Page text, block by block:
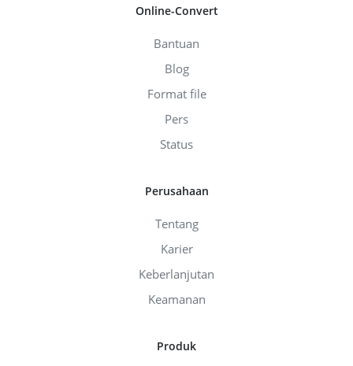
Online-Convert
Bantuan
Blog
Format file
Pers
Status
Perusahaan
Tentang
Karier
Keberlanjutan
Keamanan
Produk